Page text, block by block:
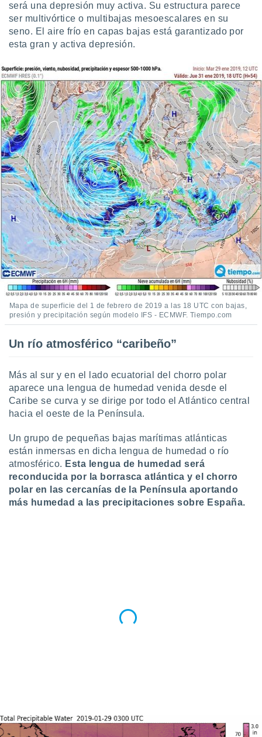
utilizar
uso de
la
contenido
medir el
de la
el
del
de
o a través
de
de
de
uso de
con el
e
mediante
publicidad
de
1199
será una depresión muy activa. Su estructura parece
ser multivórtice o multibajas mesoescalares en su
seno. El aire frío en capas bajas está garantizado por
esta gran y activa depresión.
Mapa de superficie del 1 de febrero de 2019 a las 18 UTC con bajas,
presión y precipitación según modelo IFS - ECMWF. Tiempo.com
Un río atmosférico “caribeño”
Más al sur y en el lado ecuatorial del chorro polar
aparece una lengua de humedad venida desde el
Caribe se curva y se dirige por todo el Atlántico central
hacia el oeste de la Península.
Un grupo de pequeñas bajas marítimas atlánticas
están inmersas en dicha lengua de humedad o río
atmosférico. Esta lengua de humedad será
reconducida por la borrasca atlántica y el chorro
polar en las cercanías de la Península aportando
más humedad a las precipitaciones sobre España.